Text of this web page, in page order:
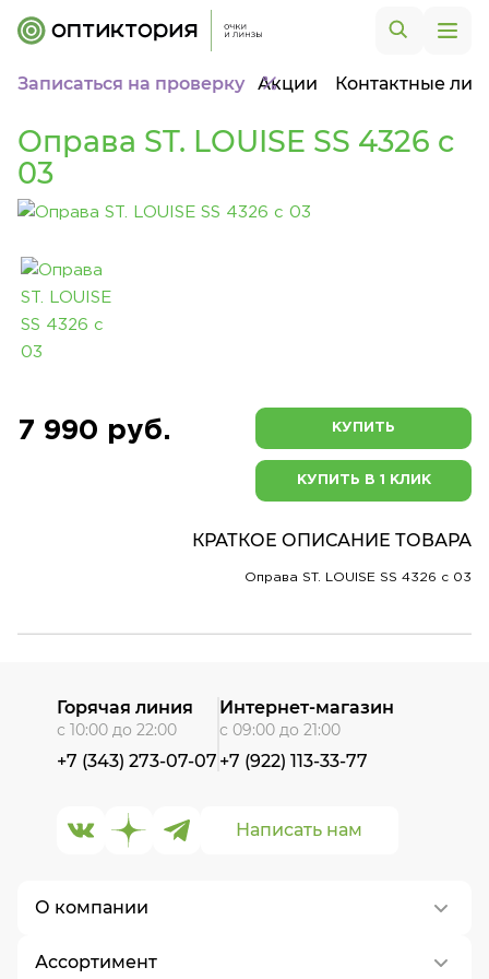
Записаться на проверку Акции Контактные
Оправа ST. LOUISE SS 4326 c
03
7 990 руб. КУПИТЬ
КУПИТЬ В 1 КЛИК
КРАТКОЕ ОПИСАНИЕ ТОВАРА
Оправа ST. LOUISE SS 4326 c 03
О компании
О нас
Ассортимент
Написать нам
Горячая линия
с 10:00 до 22:00
+7 (343) 273-07-07
Интернет-магазин
с 09:00 до 21:00
+7 (922) 113-33-77